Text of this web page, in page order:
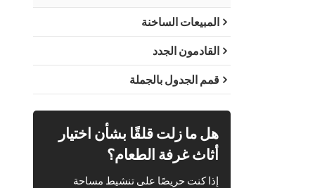
المبيعات الساخنة
القادمون الجدد
قمم الجدول بالجملة
هل ما زلت قلقًا بشأن اختيار
أثاث غرفة الطعام؟
إذا كنت حريصًا على تنشيط مساحة